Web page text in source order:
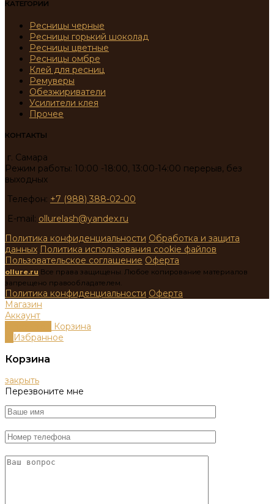
КАТЕГОРИИ
Ресницы черные
Ресницы горький шоколад
Ресницы цветные
Ресницы омбре
Клей для ресниц
Ремуверы
Обезжириватели
Усилители клея
Прочее
КОНТАКТЫ
г. Самара
Режим работы: 10:00 -18:00, 13:00-14:00 перерыв, без
выходных
Телефон: +7 (988) 388-02-00
E-mail: ollurelash@yandex.ru
Политика конфиденциальности Обработка и защита
данных Политика использования cookie файлов
Пользовательское соглашение Оферта
ollure.ru Все права защищены. Любое копирование материалов
запрещено правообладателем.
Политика конфиденциальности Оферта
Магазин
Аккаунт
Корзина
Избранное
Корзина
закрыть
Перезвоните мне